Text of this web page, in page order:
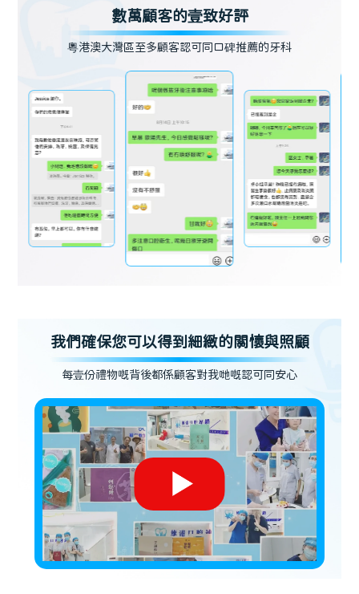
數萬顧客的壹致好評
粵港澳大灣區至多顧客認可同口碑推薦的牙科
我們確保您可以得到細緻的關懷與照顧
每壹份禮物嘅背後都係顧客對我哋嘅認可同安心